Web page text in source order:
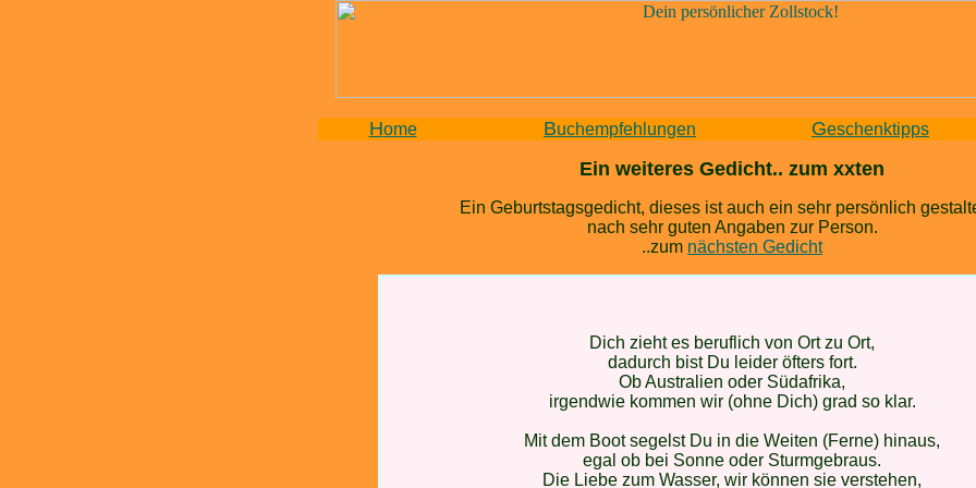
Home Buchempfehlungen Geschenktipps
Ein weiteres Gedicht.. zum xxten
Ein Geburtstagsgedicht, dieses ist auch ein sehr persönlich
nach sehr guten Angaben zur Person.
..zum nächsten Gedicht
Dich zieht es beruflich von Ort zu Ort,
dadurch bist Du leider öfters fort.
Ob Australien oder Südafrika,
irgendwie kommen wir (ohne Dich) grad so klar.
Mit dem Boot segelst Du in die Weiten (Ferne) hinaus,
egal ob bei Sonne oder Sturmgebraus.
Die Liebe zum Wasser, wir können sie verstehen,